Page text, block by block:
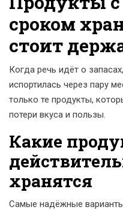
сроком
стоит
Когда речь идёт о
испортилась через пару
только те продукты,
потери вкуса и пользы.
Какие
хранятся
Самые надёжные